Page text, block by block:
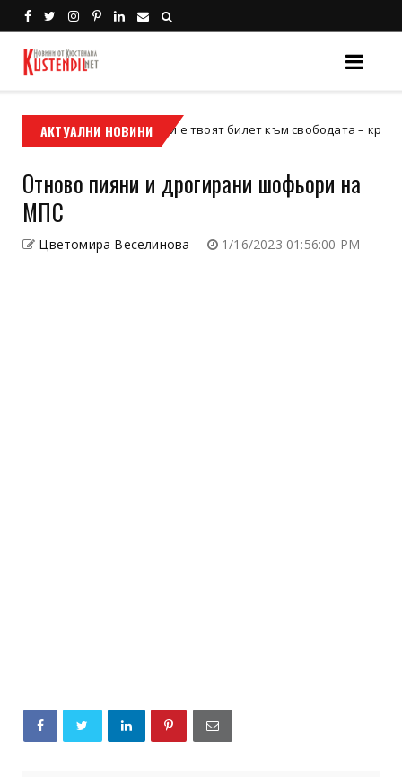
АКТУАЛНИ НОВИНИ
кросов мотор Кой е твоят билет към свободата – кросовият
Отново пияни и дрогирани шофьори на
МПС
Цветомира Веселинова 1/16/2023 01:56:00 PM